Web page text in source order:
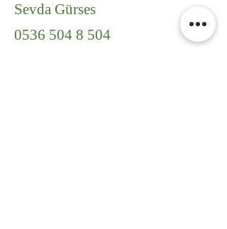
Sevda Gürses
0536 504 8 504